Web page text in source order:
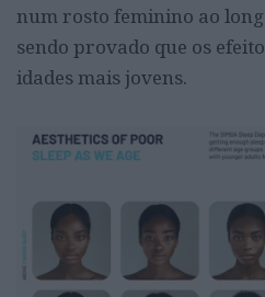
num rosto feminino ao
sendo provado que os
idades mais jovens.